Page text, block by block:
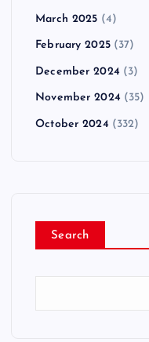
March 2025 (4)
February 2025(37)
December 2024 (3)
November 2024 (35)
October 2024 (332)
Search